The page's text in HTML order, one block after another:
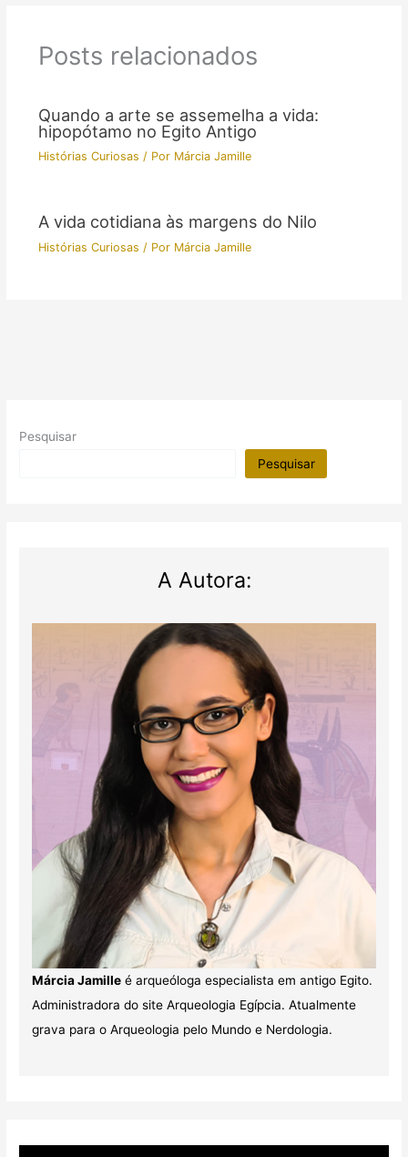
Posts relacionados
Quando a arte se assemelha a vida:
hipopótamo no Egito Antigo
Histórias Curiosas / Por Márcia Jamille
A vida cotidiana às margens do Nilo
Histórias Curiosas / Por Márcia Jamille
Pesquisar
Pesquisar
A Autora:
Márcia Jamilleé arqueóloga especialista em antigo Egito.
Administradora do site Arqueologia Egípcia. Atualmente
grava para o Arqueologia pelo Mundo e Nerdologia.